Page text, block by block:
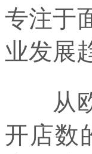
专注于
业发展
从欧
开店数